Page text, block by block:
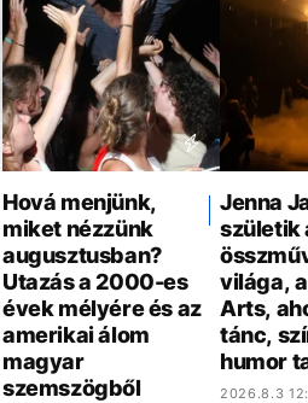
Hová menjünk,
miket nézzünk
augusztusban?
Utazás a 2000-es
évek mélyére és az
amerikai álom
magyar
szemszögből
Jenna
születik
világa,
Arts,
tánc,
humor
2026.8.3